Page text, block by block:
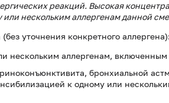
реакций. Высокая
нескольким аллергенам данной
уточнения конкретного аллергена):
нескольким аллергенам,
бронхиальной
к одному или